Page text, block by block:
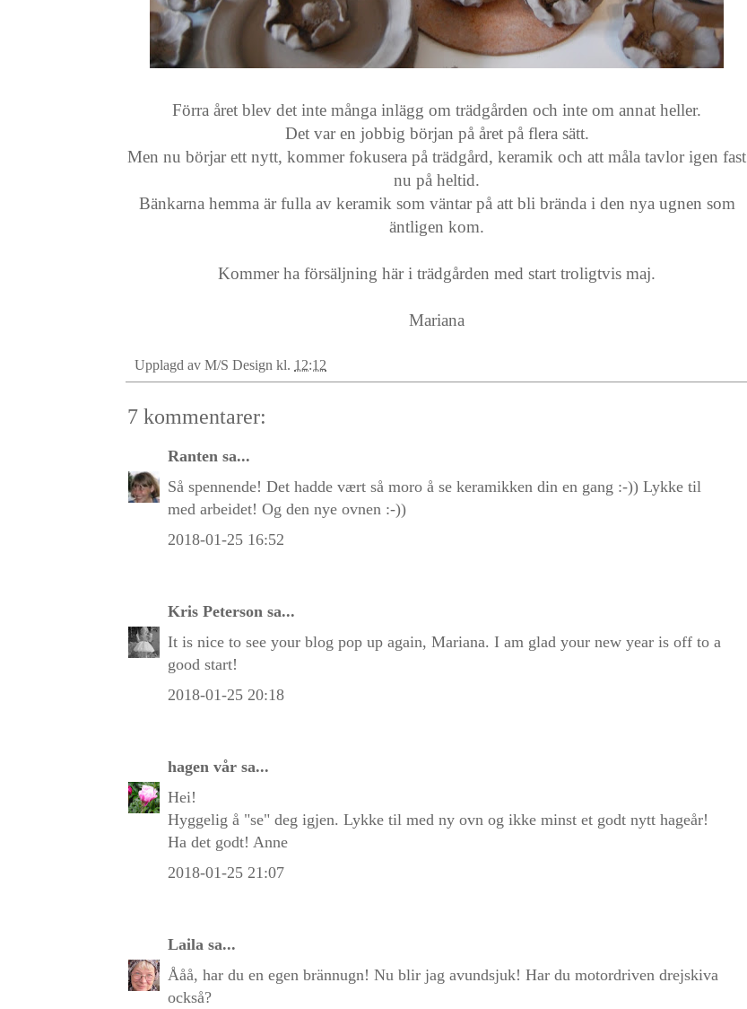
Förra året blev det inte många inlägg om trädgården och inte om annat heller.
Det var en jobbig början på året på flera sätt.
Men nu börjar ett nytt, kommer fokusera på trädgård, keramik och att måla tavlor igen fast
nu på heltid.
Bänkarna hemma är fulla av keramik som väntar på att bli brända i den nya ugnen som
äntligen kom.
Kommer ha försäljning här i trädgården med start troligtvis maj.
Mariana
Upplagd av M/S Design kl. 12:12
7 kommentarer:
Ranten sa...
Så spennende! Det hadde vært så moro å se keramikken din en gang :-)) Lykke til
med arbeidet! Og den nye ovnen :-))
2018-01-25 16:52
Kris Peterson sa...
It is nice to see your blog pop up again, Mariana. I am glad your new year is off to a
good start!
2018-01-25 20:18
hagen vår sa...
Hei!
Hyggelig å "se" deg igjen. Lykke til med ny ovn og ikke minst et godt nytt hageår!
Ha det godt! Anne
2018-01-25 21:07
Laila sa...
Ååå, har du en egen brännugn! Nu blir jag avundsjuk! Har du motordriven drejskiva
också?